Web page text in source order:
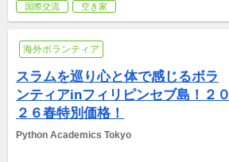
国際交流 空き家
海外ボランティア
スラムを巡り心と体で感じるボラ
ンティアinフィリピンセブ島！２０
２６春特別価格！
Python Academics Tokyo